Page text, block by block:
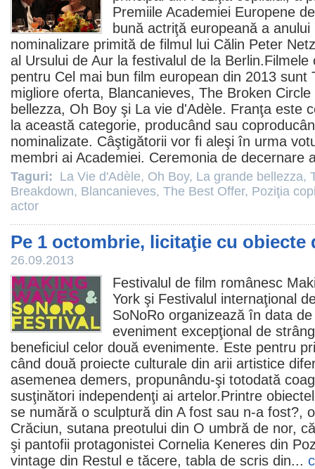
Premiile Academiei Europene
bună actriţă europeană a
nominalizare primită de filmul
lui Călin Peter
al Ursului de Aur la festivalul de la Berlin.Filmele
pentru Cel mai bun film european din 2013 sunt
migliore oferta, Blancanieves, The Broken
bellezza, Oh Boy şi La vie d'Adèle. Franţa este
la această categorie, producând sau
nominalizate. Câştigătorii vor fi aleşi în urma
membri ai Academiei. Ceremonia de decernare
Taguri: La Vie d'Adèle, Oh Boy, La grande bellezza,
Breakdown, Blancanieves, The Best Offer, Poziţia
actor
Pe 1 octombrie, licitaţie cu obiecte
26.09.2013
Festivalul de film românesc
York şi Festivalul internaţional
SoNoRo organizează în data
eveniment excepţional de
beneficiul celor două evenimente. Este pentru
când două proiecte culturale din arii artistice
asemenea demers, propunându-şi totodată
susţinători independenţi ai artelor.Printre
se numără o sculptură din A fost sau n-a fost?,
Crăciun, sutana preotului din O umbră de nor,
şi pantofii protagonistei Cornelia Keneres din
vintage din Restul e tăcere, tabla de scris din...